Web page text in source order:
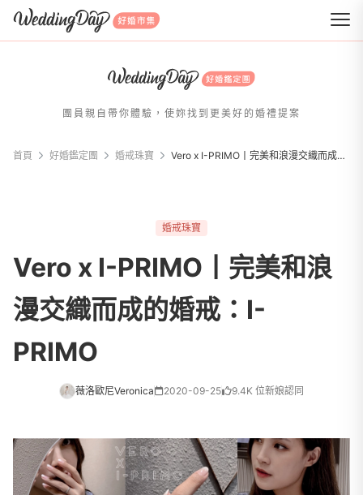
WeddingDay 好婚市集
團員親自帶你體驗，使妳找到更美好的婚禮提案
首頁 好婚鑑定團 婚戒珠寶 Vero x I-PRIMO丨完美和浪漫交織而成的婚戒：I-PRIMO
婚戒珠寶
Vero x I-PRIMO丨完美和浪
漫交織而成的婚戒：I-
PRIMO
薇洛歐尼Veronica 2020-09-25 9.4K 位新娘認同